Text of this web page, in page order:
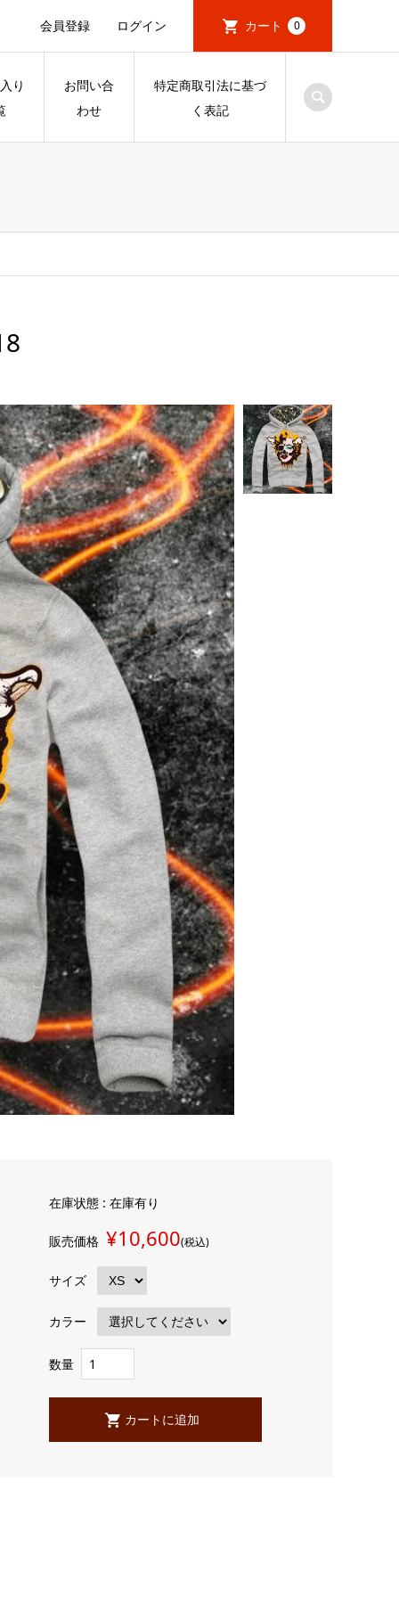
会員登録 ログイン カート 0
り
お問い合
わせ
特定商取引法に基づ
く表記
在庫状態 : 在庫有り
販売価格 ¥10,600(税込)
サイズ
カラー
数量